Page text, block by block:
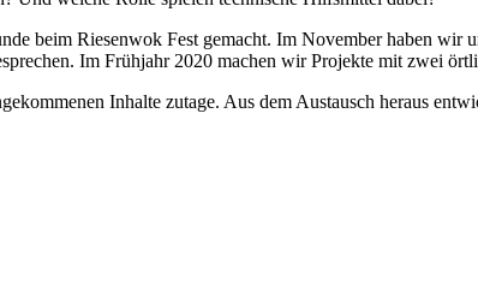
beim Riesenwok Fest gemacht. Im November haben
Im Frühjahr 2020 machen wir Projekte mit zwei
Inhalte zutage. Aus dem Austausch heraus